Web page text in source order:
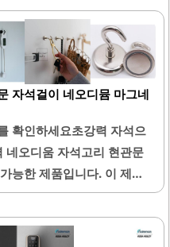
전문가 없이도 쉽게 설치
만 제거하고 바로 설치할
사용할 수 있습니다.지문인
랑하며, 손가락을 대는 것만
합니다. 푸시풀 핸들은 사
들어올 때는 당기면 되어
의 조화로운 색상은 다양
외관을 제공합니다.소음
성이 높아 안심하고 사용
자석걸이 네오디뮴 마그네
확인하세요초강력 자석으
네오디움 자석고리 현관문
능한 제품입니다. 이 제품
문, 냉장고, 세탁기 등 다
있습니다. 큰 사이즈의 자석
공하여 무거운 물건도 안정